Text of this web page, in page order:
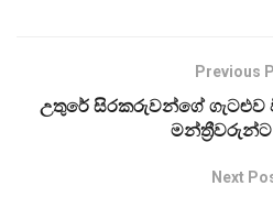
Previous
උතුරේ සිරකරුවන්ගේ ගැටළුව
Next